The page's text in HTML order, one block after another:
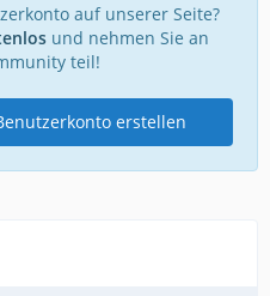
auf unserer Seite?
und nehmen Sie an
teil!
erstellen